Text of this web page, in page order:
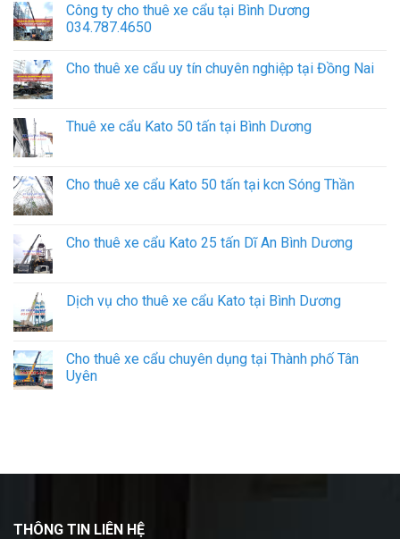
Công ty cho thuê xe cẩu tại Bình Dương
034.787.4650
Cho thuê xe cẩu uy tín chuyên nghiệp tại Đồng Nai
Thuê xe cẩu Kato 50 tấn tại Bình Dương
Cho thuê xe cẩu Kato 50 tấn tại kcn Sóng Thần
Cho thuê xe cẩu Kato 25 tấn Dĩ An Bình Dương
Dịch vụ cho thuê xe cẩu Kato tại Bình Dương
Cho thuê xe cẩu chuyên dụng tại Thành phố Tân
Uyên
THÔNG TIN LIÊN HỆ